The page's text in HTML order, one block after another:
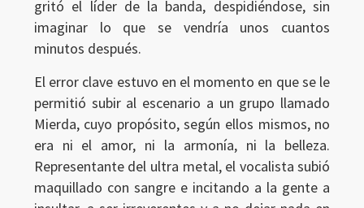
gritó el líder de la banda, despidiéndose, sin
imaginar lo que se vendría unos cuantos
minutos después.
El error clave estuvo en el momento en que se le
permitió subir al escenario a un grupo llamado
Mierda, cuyo propósito, según ellos mismos, no
era ni el amor, ni la armonía, ni la belleza.
Representante del ultra metal, el vocalista subió
maquillado con sangre e incitando a la gente a